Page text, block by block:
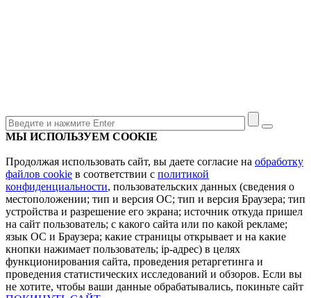
МЫ ИСПОЛЬЗУЕМ COOKIE
Продолжая использовать сайт, вы даете согласие на обработку
файлов cookie в соответствии с политикой
конфиденциальности, пользовательских данных (сведения о
местоположении; тип и версия ОС; тип и версия Браузера; тип
устройства и разрешение его экрана; источник откуда пришел
на сайт пользователь; с какого сайта или по какой рекламе;
язык ОС и Браузера; какие страницы открывает и на какие
кнопки нажимает пользователь; ip-адрес) в целях
функционирования сайта, проведения ретаргетинга и
проведения статистических исследований и обзоров. Если вы
не хотите, чтобы ваши данные обрабатывались, покиньте сайт